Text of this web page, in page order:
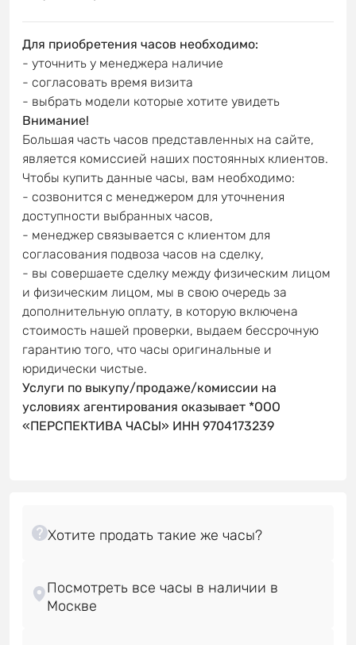
Для приобретения часов необходимо:
- уточнить у менеджера наличие
- согласовать время визита
- выбрать модели которые хотите увидеть
Внимание!
Большая часть часов представленных на сайте,
является комиссией наших постоянных клиентов.
Чтобы купить данные часы, вам необходимо:
- созвонится с менеджером для уточнения
доступности выбранных часов,
- менеджер связывается с клиентом для
согласования подвоза часов на сделку,
- вы совершаете сделку между физическим лицом
и физическим лицом, мы в свою очередь за
дополнительную оплату, в которую включена
стоимость нашей проверки, выдаем бессрочную
гарантию того, что часы оригинальные и
юридически чистые.
Услуги по выкупу/продаже/комиссии на
условиях агентирования оказывает *ООО
«ПЕРСПЕКТИВА ЧАСЫ» ИНН 9704173239
Посмотреть все часы в наличии в